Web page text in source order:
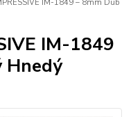
IM-1849 – 8mm Dub
IM-1849
Hnedý